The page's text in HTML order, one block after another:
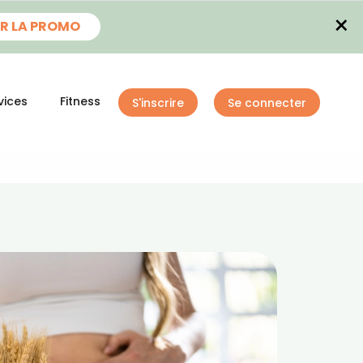
LA PROMO ×
Fitness S'inscrire Se connecter